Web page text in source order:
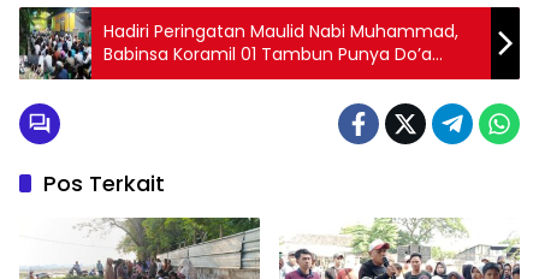
Hadiri Peringatan Maulid Nabi Muhammad,
Babinsa Koramil 01 Tambun Punya Do’a
Khusus
Pos Terkait